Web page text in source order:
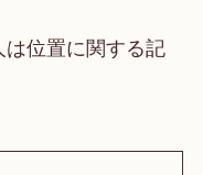
位置に関する記